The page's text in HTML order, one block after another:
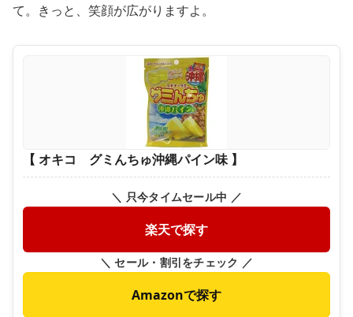
て。きっと、笑顔が広がりますよ。
【 オキコ グミんちゅ沖縄パイン味 】
＼ 只今タイムセール中 ／
楽天で探す
＼ セール・割引をチェック ／
Amazonで探す